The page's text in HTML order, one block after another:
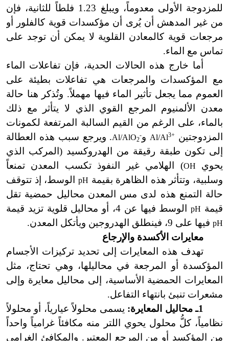
للمزدوجة الأولى معدوماً، ويبلغ 1.23 فلطاً للثانية، فإن
من غير المدهش أن يُرى أن مؤكسدات قوية كالفلور أو
مرجعات قوية كالمعادن القلوية لا يمكن أن توجد على
تماس مع الماء.
أما خارج هذه الحالات الحدية، فإن تفاعلات الماء
مع المؤكسدات والمرجعات هي تفاعلات بطيئة على
العموم مما يجعل تأثير الماء فيها مهملاً. وتُذكر هنا حالة
معدن الألمنيوم المرجع القوي الذي لا يتأثر مع ذلك
بالماء، على الرغم من القيم السالبة المرتفعة لكمونات
المزدوجتين
Al/Al3+ و Al/AlO2
-
. ويرجع سبب هذه العطالة
إلى تكون طبقة رقيقة من الهدروكسيد (المركب الذي
يحوي
OH) الهلامي غير النفوذ تكسب المعدن تمنعاً
وسلبية، وتتأثر هذه الظاهرة بقيمة pH
الوسط، إذ تتوقف
حالة التمنع هذه لدى مس المعدن محاليل حمضية تقل
قيمة pHالوسط فيها عن 4، أو محاليل قلوية تزيد قيمة
pH فيها على 9، فينطلق الهدروجين ويأتكل المعدن.
معايرات الأكسدة والإرجاع
تهدف هذه المعايرات إلى تحديد تركيزات الأجسام
المؤكسدة أو المرجعة في محاليلها، وهي تحتاج، مثل
المعايرات الحمضية الأساسية، إلى محاليل معايرة وإلى
مشعرات تنبئ بانتهاء التفاعل.
1ـ محاليل المعايرة:
يسمى محلولاً عيارياً، أو محلولاً
نظامياً، كلُّ محلول يحوي اللتر منه مكافئاً غرامياً واحداً
من المؤكسد أو من المرجع المعتبر. والمكافئ الغرامي